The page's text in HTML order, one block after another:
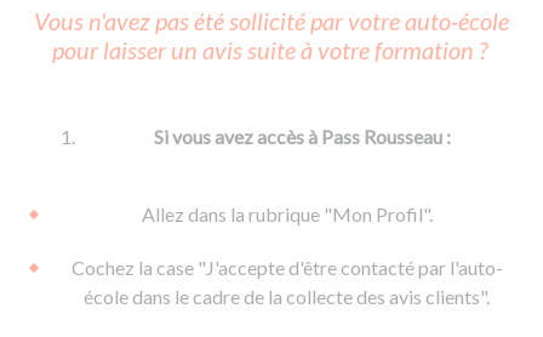
Code de la route
Passer l'ASSR
Réviser le code
Passer l'ETM
Permis voiture
Permis remorque
Permis & handicap
d'apprentissage
De la conduite en voiture
De la conduite à moto
Formations pro.
Permis poids lourd
Vous n'avez pas été sollicité par votre auto-école
pour laisser un avis suite à votre formation ?
Si vous avez accès à Pass Rousseau :
Allez dans la rubrique "Mon Profil".
Cochez la case "J'accepte d'être contacté par l'auto-
école dans le cadre de la collecte des avis clients".